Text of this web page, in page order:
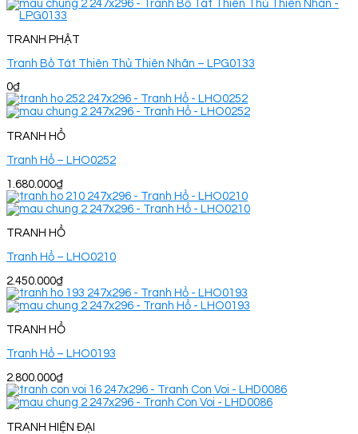
TRANH PHẬT
Tranh Bồ Tát Thiên Thủ Thiên Nhãn – LPG0133
0₫
TRANH HỔ
Tranh Hổ – LHO0252
1.680.000₫
TRANH HỔ
Tranh Hổ – LHO0210
2.450.000₫
TRANH HỔ
Tranh Hổ – LHO0193
2.800.000₫
TRANH HIỆN ĐẠI